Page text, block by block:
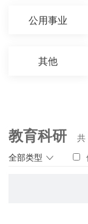
公用事业
其他
教育科研
全部类型
共